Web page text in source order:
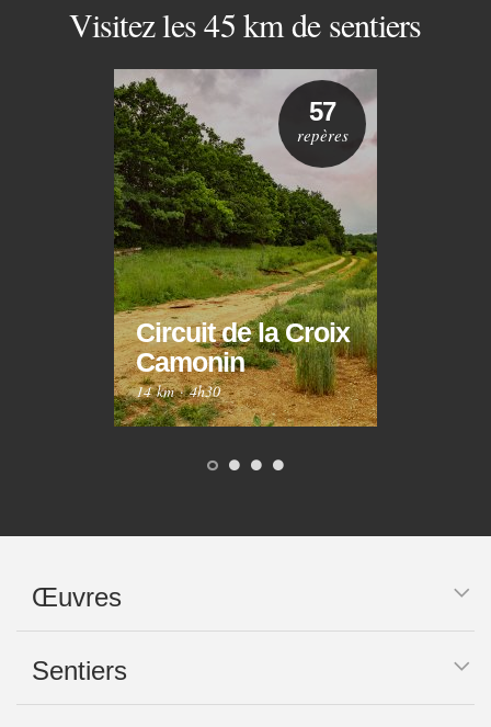
Visitez les 45 km de sentiers
Circuit de la Croix
Camonin
14 km·4h30
57
repères
Œuvres
Sentiers